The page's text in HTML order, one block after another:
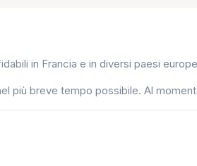
in Francia e in diversi paesi
più breve tempo possibile. Al